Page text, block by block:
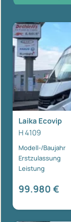
Laika Ecovip
H 4109
Modell-/Baujahr
Erstzulassung
Leistung
99.980 €